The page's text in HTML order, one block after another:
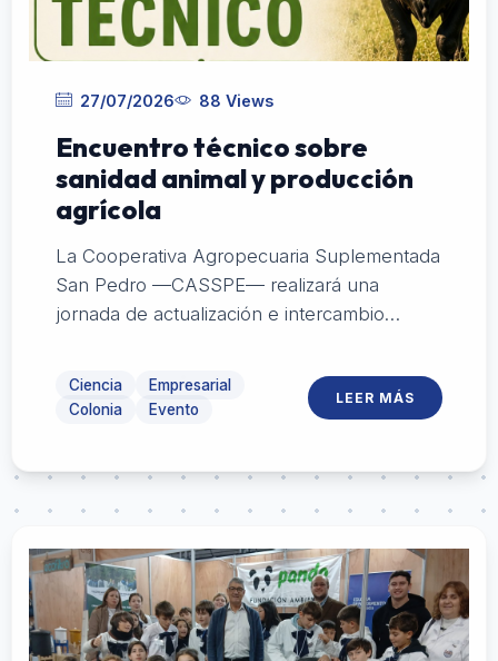
27/07/2026 88 Views
Encuentro técnico sobre
sanidad animal y producción
agrícola
La Cooperativa Agropecuaria Suplementada
San Pedro —CASSPE— realizará una
jornada de actualización e intercambio
exposiciones sobre sanidad animal, cultivos,
nutrición y manejo productivo.
Ciencia
Empresarial
Colonia
Evento
LEER MÁS